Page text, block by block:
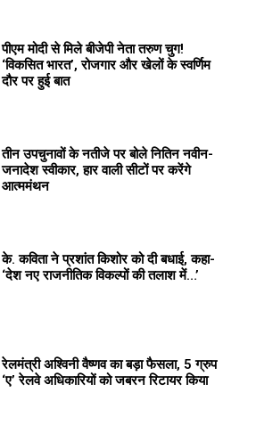
पीएम मोदी से मिले बीजेपी नेता तरुण चुग!
‘विकसित भारत’, रोजगार और खेलों के स्वर्णिम
दौर पर हुई बात
तीन उपचुनावों के नतीजे पर बोले नितिन नवीन-
जनादेश स्वीकार, हार वाली सीटों पर करेंगे
आत्ममंथन
के. कविता ने प्रशांत किशोर को दी बधाई, कहा-
‘देश नए राजनीतिक विकल्पों की तलाश में…’
रेलमंत्री अश्विनी वैष्णव का बड़ा फैसला, 5 ग्रुप
‘ए’ रेलवे अधिकारियों को जबरन रिटायर किया